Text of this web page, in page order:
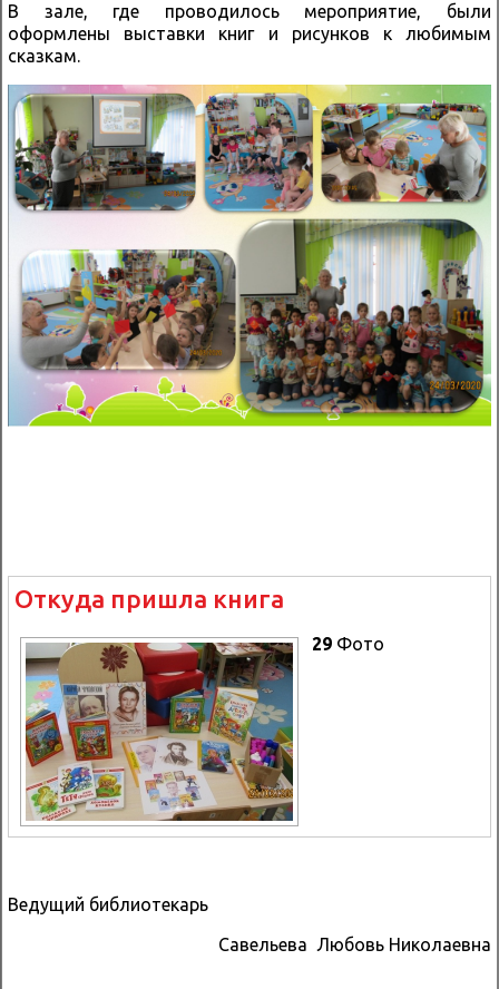
В зале, где проводилось мероприятие, были
оформлены выставки книг и рисунков к любимым
сказкам.
Откуда пришла книга
29 Фото
Ведущий библиотекарь
Савельева Любовь Николаевна